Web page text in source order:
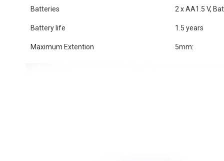
Batteries 2 x AA1.5 V,
Battery life 1.5 years
Maximum Extention 5mm: